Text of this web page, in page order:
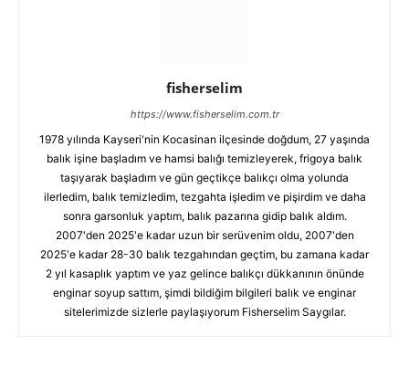
fisherselim
https://www.fisherselim.com.tr
1978 yılında Kayseri'nin Kocasinan ilçesinde doğdum, 27 yaşında
balık işine başladım ve hamsi balığı temizleyerek, frigoya balık
taşıyarak başladım ve gün geçtikçe balıkçı olma yolunda
ilerledim, balık temizledim, tezgahta işledim ve pişirdim ve daha
sonra garsonluk yaptım, balık pazarına gidip balık aldım.
2007'den 2025'e kadar uzun bir serüvenim oldu, 2007'den
2025'e kadar 28-30 balık tezgahından geçtim, bu zamana kadar
2 yıl kasaplık yaptım ve yaz gelince balıkçı dükkanının önünde
enginar soyup sattım, şimdi bildiğim bilgileri balık ve enginar
sitelerimizde sizlerle paylaşıyorum Fisherselim Saygılar.